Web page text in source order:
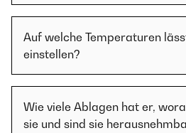
Auf welche Temperaturen
einstellen?
Wie viele Ablagen hat er,
sie und sind sie